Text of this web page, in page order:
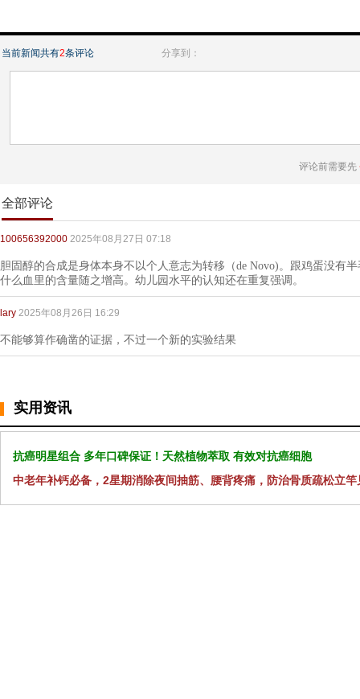
当前新闻共有2条评论 分享到：
评论前需要先
全部评论
100656392000 2025年08月27日 07:18
胆固醇的合成是身体本身不以个人意志为转移（de Novo)。跟鸡蛋没有
什么血里的含量随之增高。幼儿园水平的认知还在重复强调。
lary 2025年08月26日 16:29
不能够算作确凿的证据，不过一个新的实验结果
实用资讯
抗癌明星组合 多年口碑保证！天然植物萃取 有效对抗癌细胞
中老年补钙必备，2星期消除夜间抽筋、腰背疼痛，防治骨质疏松立竿